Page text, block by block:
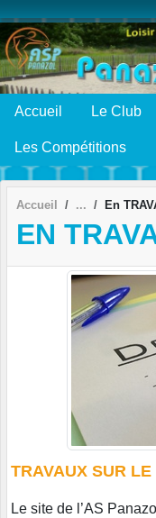
Accueil Le Club
Les Compétitions
Accueil En
EN
TRAVAUX SUR LE
Le site de l’AS